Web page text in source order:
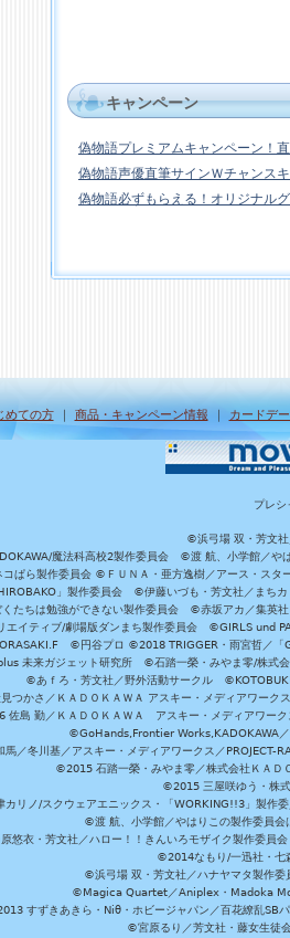
キャンペーン
偽物語プレミアムキャンペーン！
偽物語声優直筆サインＷチャンス
偽物語必ずもらえる！オリジナル
めての方｜ 商品・キャンペーン情報 ｜ カードデ
プレシ
©浜弓場 双・芳文社
魔法科高校2製作委員会 ©渡 航、小学館／や
ぱら製作委員会 ©ＦＵＮＡ・亜方逸樹／アース・ス
」製作委員会 ©伊藤いづも・芳文社／まち
たちは勉強ができない製作委員会 ©赤坂アカ／集英
エイティブ/劇場版ダンまち製作委員会 ©GIRLS und
©円谷プロ ©2018 TRIGGER・雨宮哲／
未来ガジェット研究所 ©石踏一榮・みやま零/株式
©あｆろ・芳文社／野外活動サークル
つかさ／ＫＡＤＯＫＡＷＡ アスキー・メディアワー
佐島 勤／ＫＡＤＯＫＡＷＡ アスキー・メディアワ
©GoHands,Frontier Works,KADOKAWA
／冬川基／アスキー・メディアワークス／
©2015 石踏一榮・みやま零／株式会社ＫＡＤ
©2015 三屋咲ゆう・株
カリノ/スクウェアエニックス・「WORKING!!3」製作
©渡 航、小学館／やはりこの製作委員
悠衣・芳文社／ハロー！！きんいろモザイク製作委員
©2014なもり/一迅社・
©浜弓場 双・芳文社／ハナヤマタ製作
©Magica Quartet／Aniplex・Madoka
すずきあきら・Niθ・ホビージャパン／百花繚乱
©宮原るり／芳文社・藤女生徒